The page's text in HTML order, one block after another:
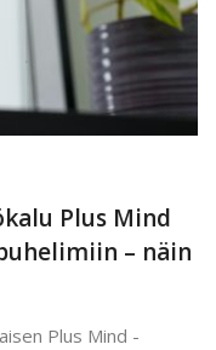
Plus Mind
– näin
Plus Mind -